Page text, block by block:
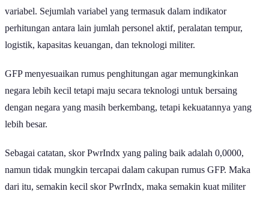
variabel. Sejumlah variabel yang termasuk dalam indikator
perhitungan antara lain jumlah personel aktif, peralatan tempur,
logistik, kapasitas keuangan, dan teknologi militer.
GFP menyesuaikan rumus penghitungan agar memungkinkan
negara lebih kecil tetapi maju secara teknologi untuk bersaing
dengan negara yang masih berkembang, tetapi kekuatannya yang
lebih besar.
Sebagai catatan, skor PwrIndx yang paling baik adalah 0,0000,
namun tidak mungkin tercapai dalam cakupan rumus GFP. Maka
dari itu, semakin kecil skor PwrIndx, maka semakin kuat militer